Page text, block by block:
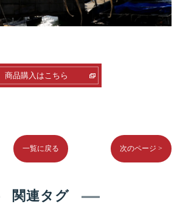
商品購入はこちら
一覧に戻る 次のページ >
関連タグ